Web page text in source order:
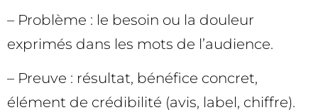
– Problème : le besoin ou la douleur
exprimés dans les mots de l’audience.
– Preuve : résultat, bénéfice concret,
élément de crédibilité (avis, label, chiffre).